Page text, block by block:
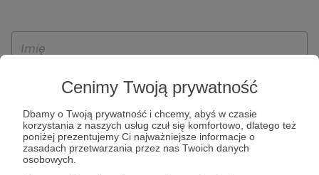
Cenimy Twoją prywatność
Dbamy o Twoją prywatność i chcemy, abyś w czasie
korzystania z naszych usług czuł się komfortowo, dlatego też
poniżej prezentujemy Ci najważniejsze informacje o
zasadach przetwarzania przez nas Twoich danych
osobowych.
Patronite.pl, w tym możliwości dokonywania oraz
otrzymywania wsparcia na naszej platformie oraz
ich przenoszenia, niepodlegania zautomatyzowanemu
wyrażenia sprzeciwu wobec przetwarzania Twoich danych
osobowych. Rejestracja dla osób niepełnoletnich możliwa
jest po przekazaniu podpisanego formularza "Zgodna na
założenie konta przez osobę niepełnoletnią", formularz
dostępny jest na stronie regulaminu Patronite.pl.